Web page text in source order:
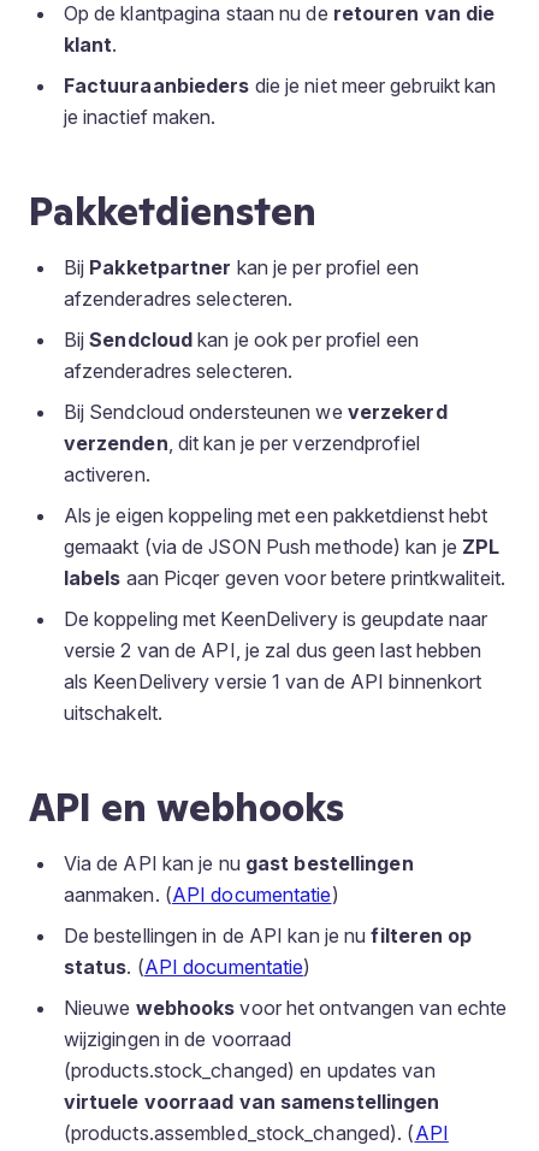
Op de klantpagina staan nu de retouren van die
klant.
Factuuraanbieders die je niet meer gebruikt kan
je inactief maken.
Pakketdiensten
Bij Pakketpartner kan je per profiel een
afzenderadres selecteren.
BijSendcloud kan je ook per profiel een
afzenderadres selecteren.
Bij Sendcloud ondersteunen we verzekerd
verzenden, dit kan je per verzendprofiel
activeren.
Als je eigen koppeling met een pakketdienst hebt
gemaakt (via de JSON Push methode) kan je ZPL
labels aan Picqer geven voor betere printkwaliteit.
De koppeling met KeenDelivery is geupdate naar
versie 2 van de API, je zal dus geen last hebben
als KeenDelivery versie 1 van de API binnenkort
uitschakelt.
API en webhooks
Via de API kan je nu gast bestellingen
aanmaken. (API documentatie)
De bestellingen in de API kan je nufilteren op
status. (API documentatie)
Nieuwe webhooks voor het ontvangen van echte
wijzigingen in de voorraad
(products.stock_changed) en updates van
virtuele voorraad van samenstellingen
(products.assembled_stock_changed). (API